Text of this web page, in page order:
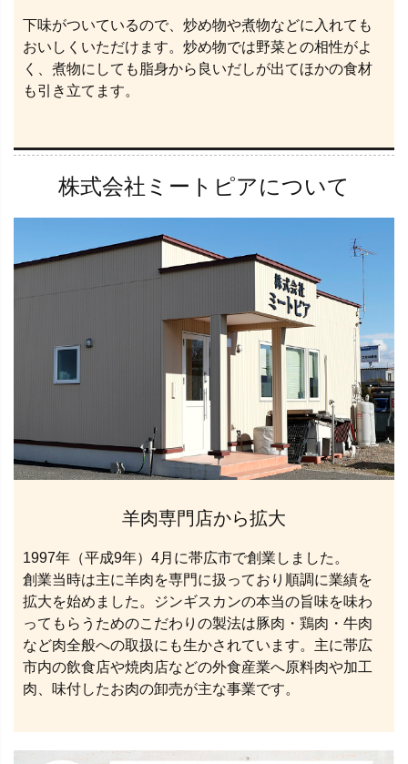
下味がついているので、炒め物や煮物などに入れても
おいしくいただけます。炒め物では野菜との相性がよ
く、煮物にしても脂身から良いだしが出てほかの食材
も引き立てます。
株式会社ミートピアについて
羊肉専門店から拡大
1997年（平成9年）4月に帯広市で創業しました。
創業当時は主に羊肉を専門に扱っており順調に業績を
拡大を始めました。ジンギスカンの本当の旨味を味わ
ってもらうためのこだわりの製法は豚肉・鶏肉・牛肉
など肉全般への取扱にも生かされています。主に帯広
市内の飲食店や焼肉店などの外食産業へ原料肉や加工
肉、味付したお肉の卸売が主な事業です。